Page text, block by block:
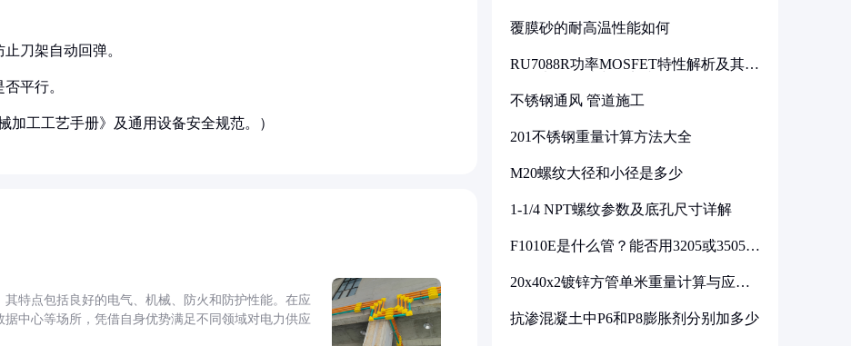
刀架自动回弹。
平行。
加工工艺手册》及通用设备安全规范。）
特点包括良好的电气、机械、防火和防护性能。在应
中心等场所，凭借自身优势满足不同领域对电力供应
覆膜砂的耐高温性能如何
RU7088R功率MOSFET特性解析及其在
不锈钢通风 管道施工
201不锈钢重量计算方法大全
M20螺纹大径和小径是多少
1-1/4 NPT螺纹参数及底孔尺寸详解
F1010E是什么管？能否用3205或3505代
20x40x2镀锌方管单米重量计算与应用
抗渗混凝土中P6和P8膨胀剂分别加多少